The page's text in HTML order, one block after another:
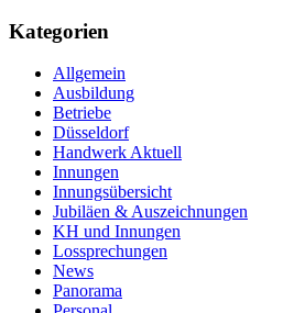
Kategorien
Allgemein
Ausbildung
Betriebe
Düsseldorf
Handwerk Aktuell
Innungen
Innungsübersicht
Jubiläen & Auszeichnungen
KH und Innungen
Lossprechungen
News
Panorama